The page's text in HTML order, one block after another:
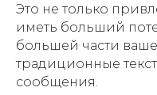
Это не только
иметь больший
большей части
традиционные
сообщения.